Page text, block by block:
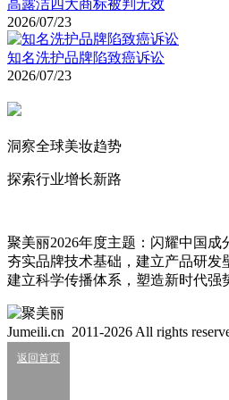
高露洁四大商标被判无效
2026/07/23
知名洗护品牌陷致癌诉讼
2026/07/23
洞察全球美妆趋势
探索行业增长新路
聚美丽2026年度主题：闪耀中国成
夯实品牌技术基础，建立产品研发
建立科学传播体系，塑造新时代强
Jumeili.cn 2011-2026 All rights
返回首页